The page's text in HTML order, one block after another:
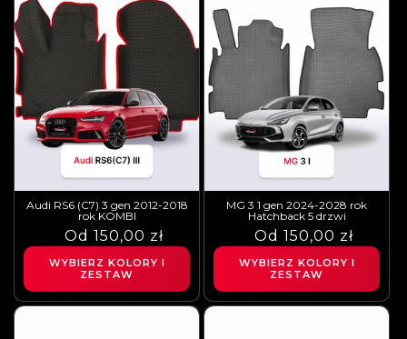
Audi RS6 (C7) 3 gen 2012-2018
rok KOMBI
Cena
regularna
Cena
sprzedaży
Od 150,00 zł
WYBIERZ KOLORY I
ZESTAW
MG 3 1 gen 2024-2028 rok
Hatchback 5 drzwi
Cena
regularna
Cena
sprzedaży
Od 150,00 zł
WYBIERZ KOLORY I
ZESTAW